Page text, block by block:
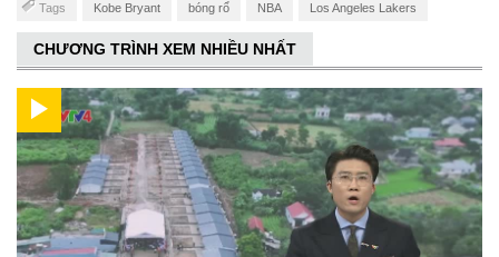
Tags Kobe Bryant bóng rổ NBA Los Angeles Lakers
CHƯƠNG TRÌNH XEM NHIỀU NHẤT